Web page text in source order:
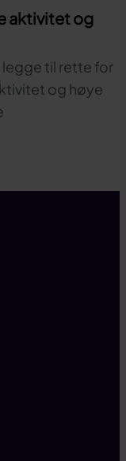
aktivitet og
til rette for
og høye